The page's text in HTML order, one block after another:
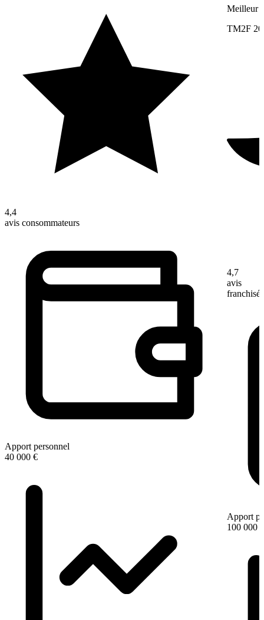
4,4
avis consommateurs
Apport personnel
40 000 €
Meilleur
TM2F
4,7
avis
franchisé
Apport
100 000 €